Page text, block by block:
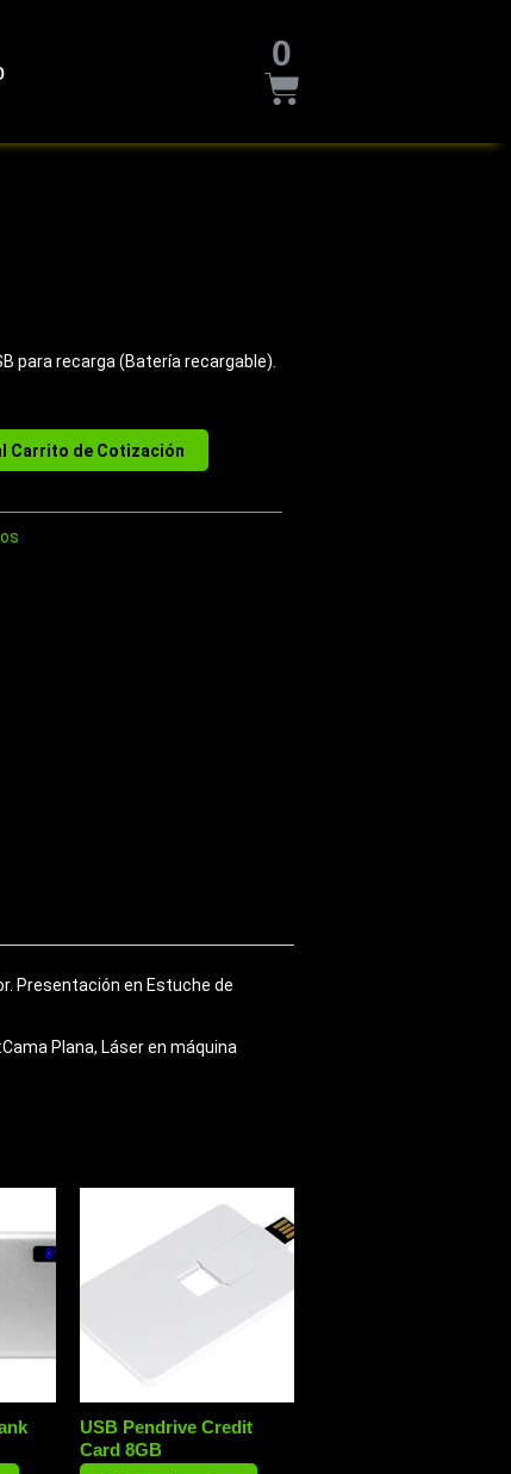
0
para recarga (Batería recargable).
Carrito de Cotización
Presentación en Estuche de
Plana, Láser en máquina
USB Pendrive Credit
Card 8GB